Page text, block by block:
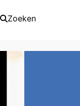
Zoeken